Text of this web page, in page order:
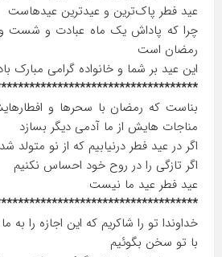
عید فطر پاک‌ترین و عیدترین عیدهاست
چرا که پاداش یک ماه عبادت و شست
رمضان است
این عید بر شما و خانواده گرامی مبارک
بناست که رمضان با سحر‌ها و
مناجات هایش از ما آدمی دیگر بسازد
اگر در عید فطر درنیابیم که از نو متولد
اگر تازگی را در روح خود احساس نکنیم
عید فطر عید ما نیست
خداوندا تو را شاکریم که این اجازه را به
با تو سخن بگوئیم